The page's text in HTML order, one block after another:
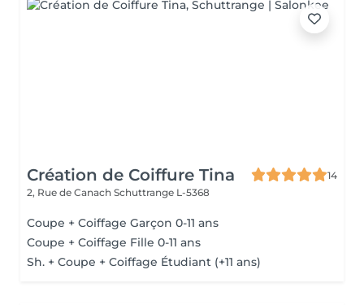
Création de Coiffure Tina
14
2, Rue de Canach Schuttrange L-5368
Coupe + Coiffage Garçon 0-11 ans
Coupe + Coiffage Fille 0-11 ans
Sh. + Coupe + Coiffage Étudiant (+11 ans)